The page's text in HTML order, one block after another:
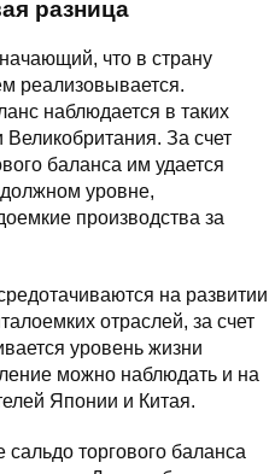
разница
что в страну
реализовывается.
наблюдается в таких
За счет
баланса им удается
уровне,
производства за
на развитии
отраслей, за счет
уровень жизни
можно наблюдать и на
Японии и Китая.
торгового баланса